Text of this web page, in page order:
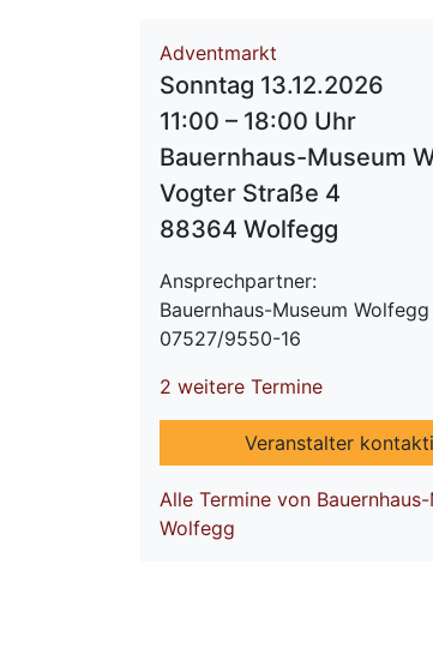
Adventmarkt
Sonntag 13.12.2026
11:00 – 18:00 Uhr
Bauernhaus-Museum
Vogter Straße 4
88364 Wolfegg
Ansprechpartner:
Bauernhaus-Museum Wolfegg
07527/9550-16
2 weitere Termine
Veranstalter
Alle Termine von
Wolfegg